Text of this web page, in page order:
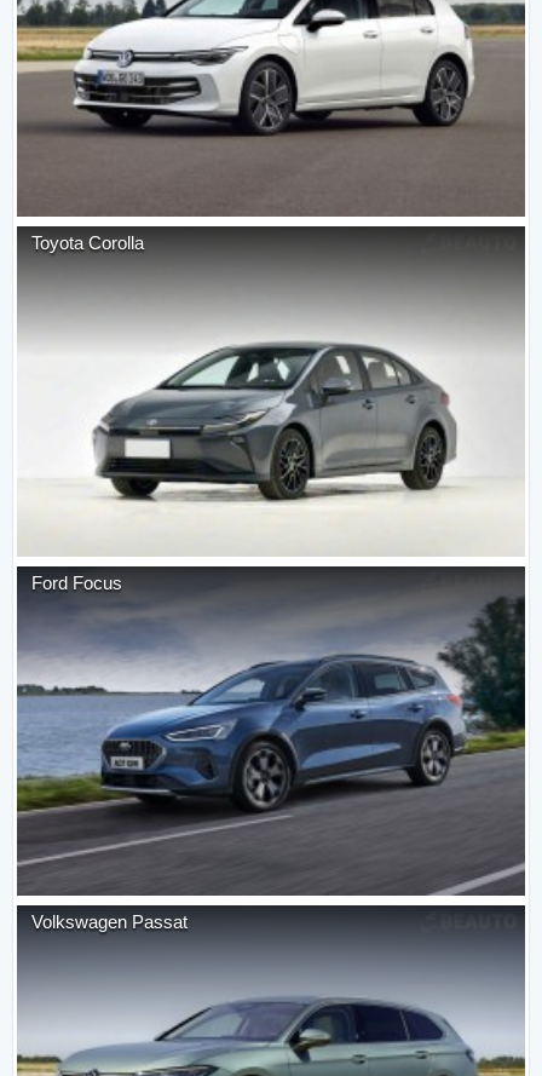
Toyota Corolla
Ford Focus
Volkswagen Passat